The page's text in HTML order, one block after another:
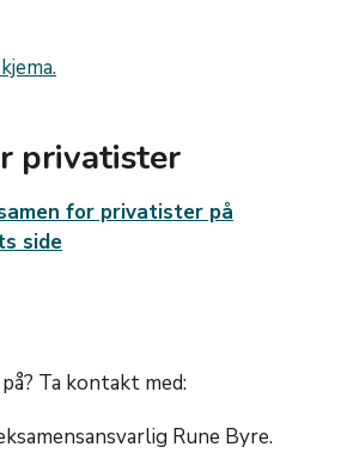
privatister
for privatister på
side
Ta kontakt med:
Rune Byre.